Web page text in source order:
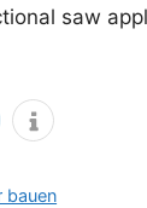
saw
bauen